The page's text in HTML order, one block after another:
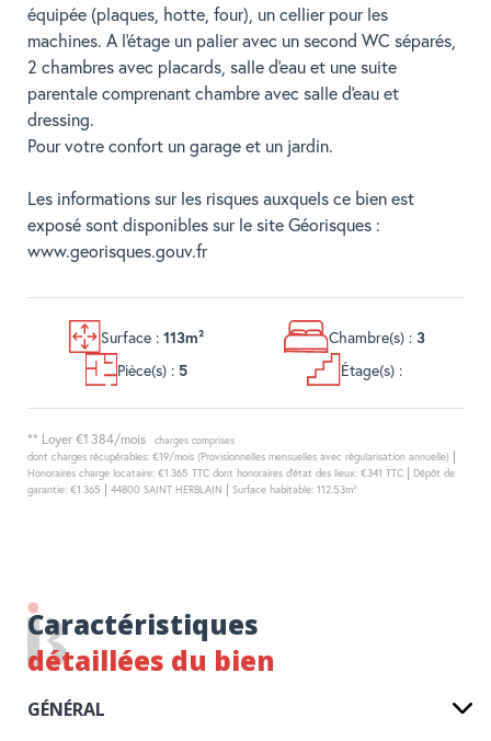
équipée (plaques, hotte, four), un cellier pour les
machines. A l'étage un palier avec un second WC séparés,
2 chambres avec placards, salle d'eau et une suite
parentale comprenant chambre avec salle d'eau et
dressing.
Pour votre confort un garage et un jardin.
Les informations sur les risques auxquels ce bien est
exposé sont disponibles sur le site Géorisques :
www.georisques.gouv.fr
Surface :113m² Chambre(s) : 3
Pièce(s) :5 Étage(s) :
** Loyer €1 384/mois charges comprises
dont charges récupérables: €19/mois (Provisionnelles mensuelles avec régularisation annuelle) |
Honoraires charge locataire: €1 365 TTC dont honoraires d'état des lieux: €341 TTC | Dépôt de
garantie: €1 365 | 44800 SAINT HERBLAIN | Surface habitable: 112.53m²
Caractéristiques
détaillées du bien
GÉNÉRAL